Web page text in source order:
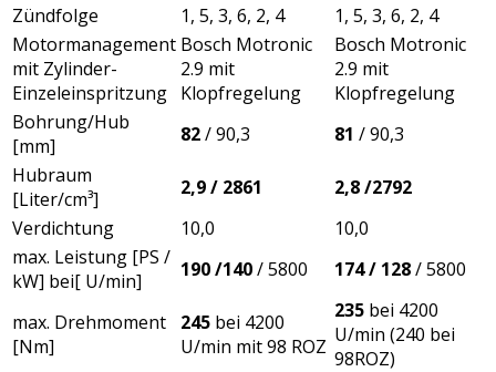
Zündfolge
1, 5, 3, 6, 2, 4
1, 5, 3, 6, 2, 4
Motormanagement
mit Zylinder-
Einzeleinspritzung
Bosch Motronic
2.9 mit
Klopfregelung
Bosch Motronic
2.9 mit
Klopfregelung
Bohrung/Hub
[mm]
82/ 90,3 81 / 90,3
Hubraum
[Liter/cm³]
2,9 / 2861
2,8 /2792
Verdichtung
10,0
10,0
max. Leistung [PS /
kW] bei[ U/min]
190 /140/ 5800 174 / 128/ 5800
max. Drehmoment
[Nm]
245 bei 4200
U/min mit 98 ROZ
235 bei 4200
U/min (240 bei
98ROZ)